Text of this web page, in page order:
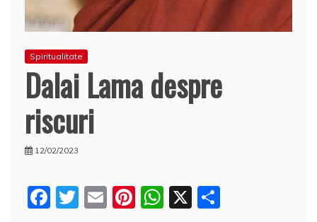
Spiritualitate
Dalai Lama despre
riscuri
12/02/2023
F
T
E
Pi W X